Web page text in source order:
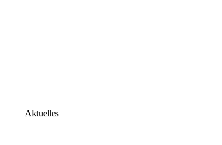
Aktuelles